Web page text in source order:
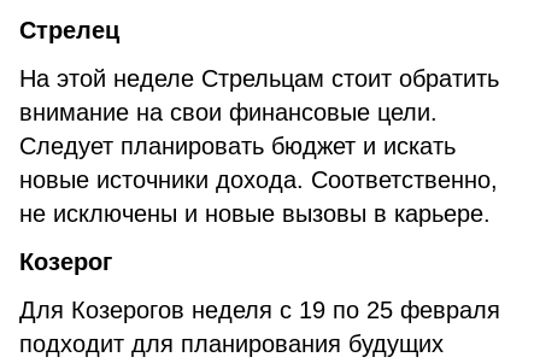
Стрелец
На этой неделе Стрельцам стоит обратить
внимание на свои финансовые цели.
Следует планировать бюджет и искать
новые источники дохода. Соответственно,
не исключены и новые вызовы в карьере.
Козерог
Для Козерогов неделя с 19 по 25 февраля
подходит для планирования будущих